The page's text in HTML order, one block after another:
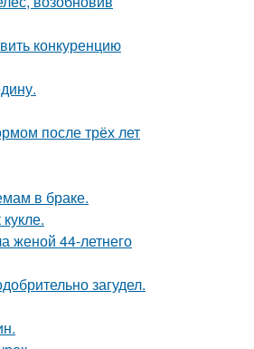
конкуренцию
после трёх лет
в браке.
женой 44-летнего
загудел.